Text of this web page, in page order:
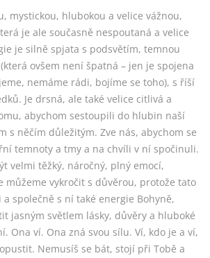
mystickou, hlubokou a velice vážnou,
je ale současně nespoutaná a velice
je silně spjata s podsvětím, temnou
ovšem není špatná – jen je spojena
nemáme rádi, bojíme se toho), s říší
Je drsná, ale také velice citlivá a
abychom sestoupili do hlubin naší
s něčím důležitým. Zve nás, abychom se
temnoty a tmy a na chvíli v ní spočinuli.
velmi těžký, náročný, plný emocí,
můžeme vykročit s důvěrou, protože tato
společně s ní také energie Bohyně,
jasným světlem lásky, důvěry a hluboké
Ona ví. Ona zná svou sílu. Ví, kdo je a ví,
Nemusíš se bát, stojí při Tobě a